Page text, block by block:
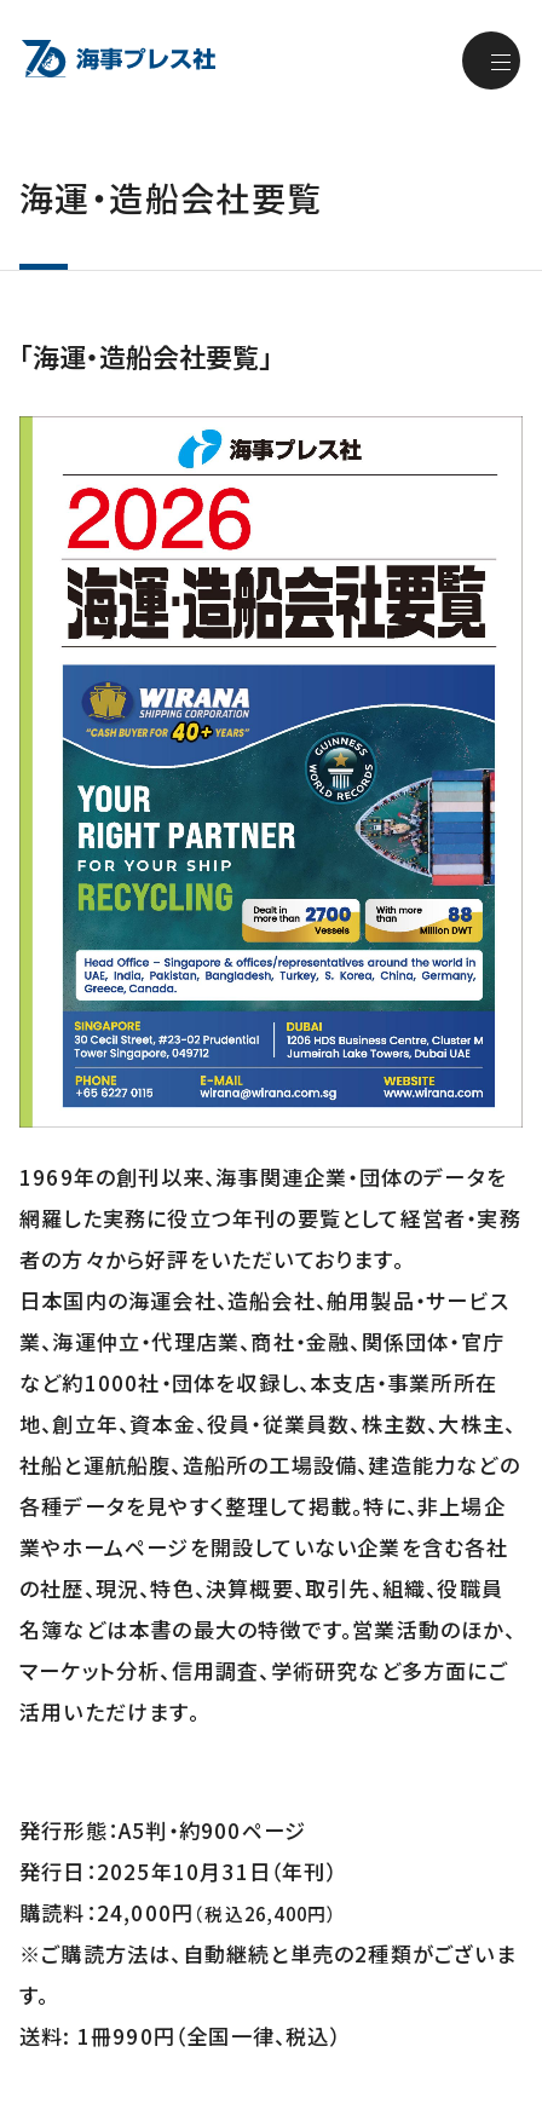
海運・造船会社要覧
「海運・造船会社要覧」
1969年の創刊以来、海事関連企業・団体のデータを
網羅した実務に役立つ年刊の要覧として経営者・実務
者の方々から好評をいただいております。
日本国内の海運会社、造船会社、舶用製品・サービス
業、海運仲立・代理店業、商社・金融、関係団体・官庁
など約1000社・団体を収録し、本支店・事業所所在
地、創立年、資本金、役員・従業員数、株主数、大株主、
社船と運航船腹、造船所の工場設備、建造能力などの
各種データを見やすく整理して掲載。特に、非上場企
業やホームページを開設していない企業を含む各社
の社歴、現況、特色、決算概要、取引先、組織、役職員
名簿などは本書の最大の特徴です。営業活動のほか、
マーケット分析、信用調査、学術研究など多方面にご
活用いただけます。
発行形態：A5判・約900ページ
発行日：2025年10月31日（年刊）
購読料：24,000円 （税込26,400円）
※ご購読方法は、自動継続と単売の2種類がございま
す。
送料: 1冊990円（全国一律、税込）